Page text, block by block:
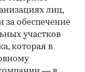
лиц,
за обеспечение
участков
которая в